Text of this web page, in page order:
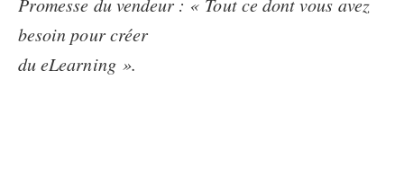
besoin pour créer
du eLearning ».